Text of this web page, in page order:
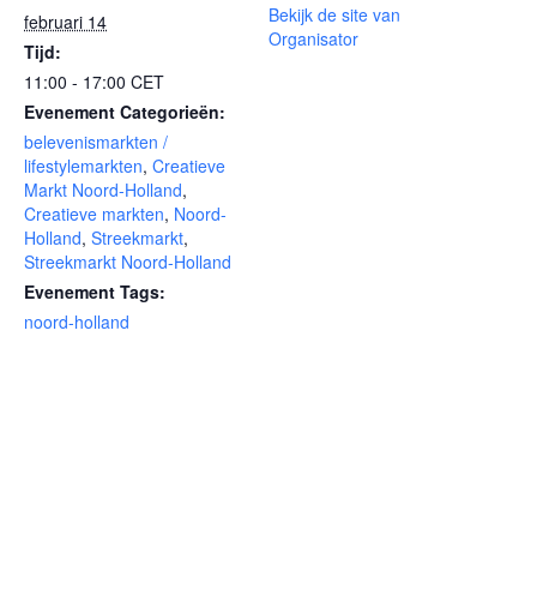
februari 14
Tijd:
11:00 - 17:00 CET
Evenement Categorieën:
belevenismarkten /
lifestylemarkten, Creatieve
Markt Noord-Holland,
Creatieve markten, Noord-
Holland, Streekmarkt,
Streekmarkt Noord-Holland
Evenement Tags:
noord-holland
Bekijk de site van
Organisator